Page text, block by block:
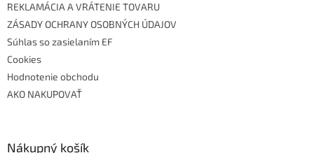
REKLAMÁCIA A VRÁTENIE TOVARU
ZÁSADY OCHRANY OSOBNÝCH ÚDAJOV
Súhlas so zasielaním EF
Cookies
Hodnotenie obchodu
AKO NAKUPOVAŤ
Nákupný košík